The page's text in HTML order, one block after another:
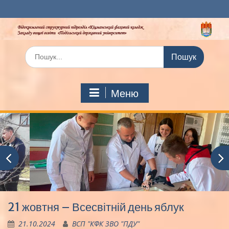
до
вмісту
Шукати:
Меню
21 жовтня – Всесвітній день яблук
21.10.2024 ВСП "КФК ЗВО "ПДУ"